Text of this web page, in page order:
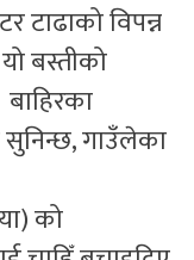
टाढाको विपन्न
बस्तीको
सुनिन्छ, गाउँलेका
को